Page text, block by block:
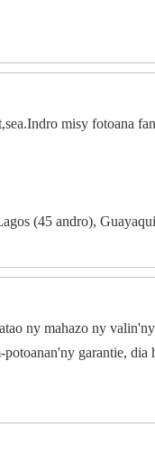
misy fotoana
(45 andro),
ny mahazo ny
garantie, dia